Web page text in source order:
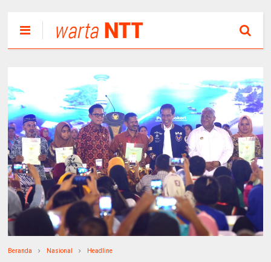
Beranda Nasional Headline